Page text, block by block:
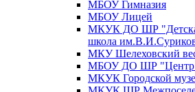
МБОУ Гимназия
МБОУ Лицей
МКУК ДО ШР
школа
МКУ Шелеховский
МБОУ ДО ШР "Центр
МКУК Городской